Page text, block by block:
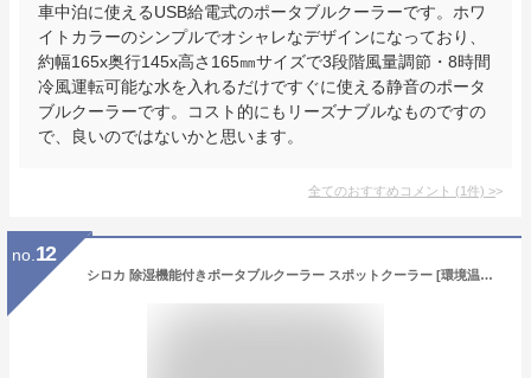
車中泊に使えるUSB給電式のポータブルクーラーです。ホワ
イトカラーのシンプルでオシャレなデザインになっており、
約幅165x奥行145x高さ165㎜サイズで3段階風量調節・8時間
冷風運転可能な水を入れるだけですぐに使える静音のポータ
ブルクーラーです。コスト的にもリーズナブルなものですの
で、良いのではないかと思います。
全てのおすすめコメント (1件) >
no. 12
シロカ 除湿機能付きポータブルクーラー スポットクーラー [環境温度5～38℃/低消費電力/4.4L・日の除湿/ハンドキャリー/除湿機/除湿器/ポータブルエアコン] SY-D151